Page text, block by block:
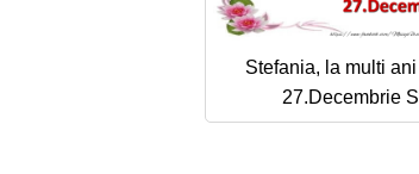
Stefania, la multi
27.Decembrie